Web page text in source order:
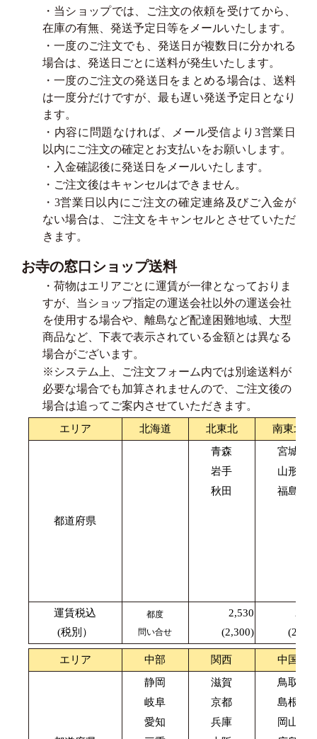
・当ショップでは、ご注文の依頼を受けてから、
在庫の有無、発送予定日等をメールいたします。
・一度のご注文でも、発送日が複数日に分かれる
場合は、発送日ごとに送料が発生いたします。
・一度のご注文の発送日をまとめる場合は、送料
は一度分だけですが、最も遅い発送予定日となり
ます。
・内容に問題なければ、メール受信より3営業日
以内にご注文の確定とお支払いをお願いします。
・入金確認後に発送日をメールいたします。
・ご注文後はキャンセルはできません。
・3営業日以内にご注文の確定連絡及びご入金が
ない場合は、ご注文をキャンセルとさせていただ
きます。
お寺の窓口ショップ送料
・荷物はエリアごとに運賃が一律となっておりま
すが、当ショップ指定の運送会社以外の運送会社
を使用する場合や、離島など配達困難地域、大型
商品など、下表で表示されている金額とは異なる
場合がございます。
※システム上、ご注文フォーム内では別途送料が
必要な場合でも加算されませんので、ご注文後の
場合は追ってご案内させていただきます。
エリア 北海道 北東北 南東北
都道府県
青森
岩手
秋田
宮城
山形
福島
運賃税込
(税別）
都度
問い合せ
2,530
(2,300)
エリア 中部 関西 中国
静岡
岐阜
愛知
滋賀
京都
兵庫
鳥取
島根
岡山